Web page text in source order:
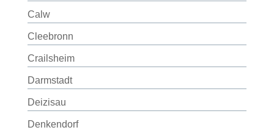
Calw
Cleebronn
Crailsheim
Darmstadt
Deizisau
Denkendorf